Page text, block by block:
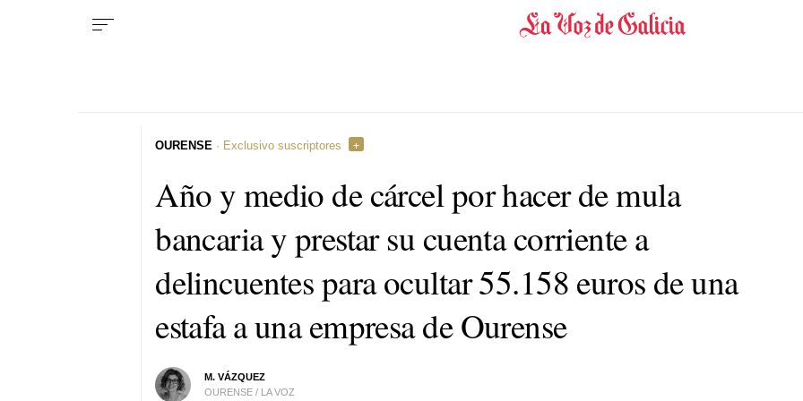
Año y medio de cárcel por hacer de mula
bancaria y prestar su cuenta corriente a
delincuentes para ocultar 55.158 euros de una
estafa a una empresa de Ourense
M. VÁZQUEZ
OURENSE / LA VOZ
OURENSE · Exclusivo suscriptores